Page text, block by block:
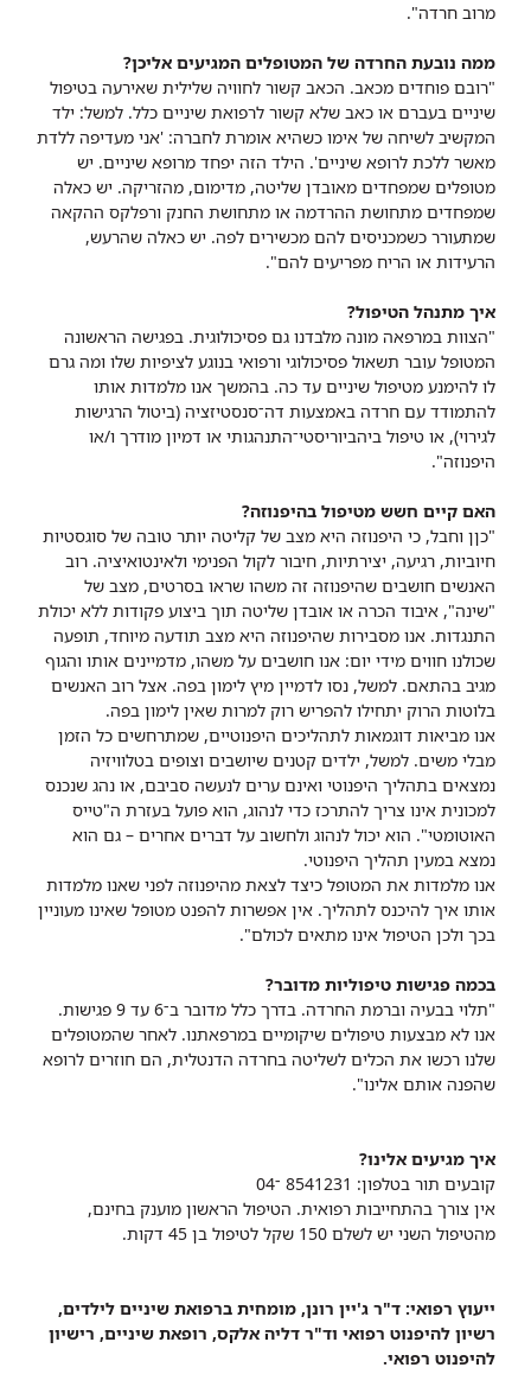
מרוב חרדה".
ממה נובעת החרדה של המטופלים המגיעים אליכן?
"רובם פוחדים מכאב. הכאב קשור לחוויה שלילית שאירעה בטיפול
שיניים בעברם או כאב שלא קשור לרפואת שיניים כלל. למשל: ילד
המקשיב לשיחה של אימו כשהיא אומרת לחברה: 'אני מעדיפה ללדת
מאשר ללכת לרופא שיניים'. הילד הזה יפחד מרופא שיניים. יש
מטופלים שמפחדים מאובדן שליטה, מדימום, מהזריקה. יש כאלה
שמפחדים מתחושת ההרדמה או מתחושת החנק ורפלקס ההקאה
שמתעורר כשמכניסים להם מכשירים לפה. יש כאלה שהרעש,
הרעידות או הריח מפריעים להם".
איך מתנהל הטיפול?
"הצוות במרפאה מונה מלבדנו גם פסיכולוגית. בפגישה הראשונה
המטופל עובר תשאול פסיכולוגי ורפואי בנוגע לציפיות שלו ומה גרם
לו להימנע מטיפול שיניים עד כה. בהמשך אנו מלמדות אותו
להתמודד עם חרדה באמצעות דה־סנסטיזציה (ביטול הרגישות
לגירוי), או טיפול ביהביוריסטי־התנהגותי או דמיון מודרך ו/או
היפנוזה".
האם קיים חשש מטיפול בהיפנוזה?
"כןן וחבל, כי היפנוזה היא מצב של קליטה יותר טובה של סוגסטיות
חיוביות, רגיעה, יצירתיות, חיבור לקול הפנימי ולאינטואיציה. רוב
האנשים חושבים שהיפנוזה זה משהו שראו בסרטים, מצב של
"שינה", איבוד הכרה או אובדן שליטה תוך ביצוע פקודות ללא יכולת
התנגדות. אנו מסבירות שהיפנוזה היא מצב תודעה מיוחד, תופעה
שכולנו חווים מידי יום: אנו חושבים על משהו, מדמיינים אותו והגוף
מגיב בהתאם. למשל, נסו לדמיין מיץ לימון בפה. אצל רוב האנשים
בלוטות הרוק יתחילו להפריש רוק למרות שאין לימון בפה.
אנו מביאות דוגמאות לתהליכים היפנוטיים, שמתרחשים כל הזמן
מבלי משים. למשל, ילדים קטנים שיושבים וצופים בטלוויזיה
נמצאים בתהליך היפנוטי ואינם ערים לנעשה סביבם, או נהג שנכנס
למכונית אינו צריך להתרכז כדי לנהוג, הוא פועל בעזרת ה"טייס
האוטומטי". הוא יכול לנהוג ולחשוב על דברים אחרים – גם הוא
נמצא במעין תהליך היפנוטי.
אנו מלמדות את המטופל כיצד לצאת מהיפנוזה לפני שאנו מלמדות
אותו איך להיכנס לתהליך. אין אפשרות להפנט מטופל שאינו מעוניין
בכך ולכן הטיפול אינו מתאים לכולם".
בכמה פגישות טיפוליות מדובר?
"תלוי בבעיה וברמת החרדה. בדרך כלל מדובר ב־6 עד 9 פגישות.
אנו לא מבצעות טיפולים שיקומיים במרפאתנו. לאחר שהמטופלים
שלנו רכשו את הכלים לשליטה בחרדה הדנטלית, הם חוזרים לרופא
שהפנה אותם אלינו".
איך מגיעים אלינו?
קובעים תור בטלפון: 8541231 ־04
אין צורך בהתחייבות רפואית. הטיפול הראשון מוענק בחינם,
מהטיפול השני יש לשלם 150 שקל לטיפול בן 45 דקות.
ייעוץ רפואי: ד"ר ג'יין רונן, מומחית ברפואת שיניים לילדים,
רשיון להיפנוט רפואי וד"ר דליה אלקס, רופאת שיניים, רישיון
להיפנוט רפואי.